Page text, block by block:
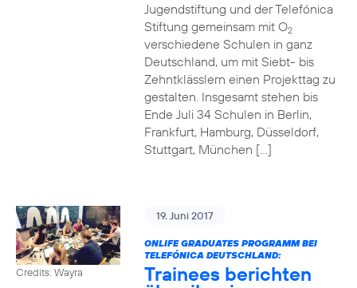
Jugendstiftung und der Telefónica
Stiftung gemeinsam mit O2
verschiedene Schulen in ganz
Deutschland, um mit Siebt- bis
Zehntklässlern einen Projekttag zu
gestalten. Insgesamt stehen bis
Ende Juli 34 Schulen in Berlin,
Frankfurt, Hamburg, Düsseldorf,
Stuttgart, München […]
Credits: Wayra
19. Juni 2017
ONLIFE GRADUATES PROGRAMM BEI
TELEFÓNICA DEUTSCHLAND:
Trainees berichten